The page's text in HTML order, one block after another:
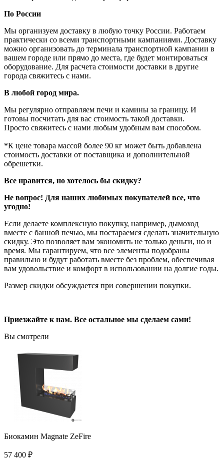
По России
Мы организуем доставку в любую точку России. Работаем
практически со всеми транспортными кампаниями. Доставку
можно организовать до терминала транспортной кампании в
вашем городе или прямо до места, где будет монтироваться
оборудование. Для расчета стоимости доставки в другие
города свяжитесь с нами.
В любой город мира.
Мы регулярно отправляем печи и камины за границу. И
готовы посчитать для вас стоимость такой доставки.
Просто свяжитесь с нами любым удобным вам способом.
*К цене товара массой более 90 кг может быть добавлена
стоимость доставки от поставщика и дополнительной
обрешетки.
Все нравится, но хотелось бы скидку?
Не вопрос! Для наших любимых покупателей все, что
угодно!
Если делаете комплексную покупку, например, дымоход
вместе с банной печью, мы постараемся сделать значительную
скидку. Это позволяет вам экономить не только деньги, но и
время. Мы гарантируем, что все элементы подобраны
правильно и будут работать вместе без проблем, обеспечивая
вам удовольствие и комфорт в использовании на долгие годы.
Размер скидки обсуждается при совершении покупки.
Приезжайте к нам. Все остальное мы сделаем сами!
Вы смотрели
Биокамин Magnate ZeFire
57 400 ₽